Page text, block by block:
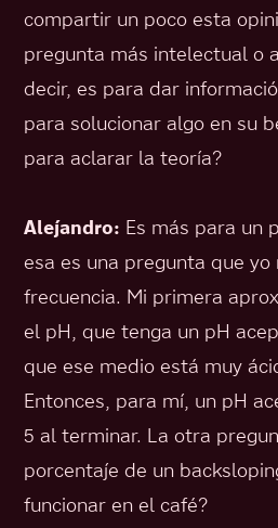
compartir un poco esta
pregunta más intelectual o
decir, es para dar
para solucionar algo en su
para aclarar la teoría?
Alejandro: Es más para un
esa es una pregunta que yo
frecuencia. Mi primera
el pH, que tenga un pH
que ese medio está muy
Entonces, para mí, un pH
5 al terminar. La otra
porcentaje de un
funcionar en el café?